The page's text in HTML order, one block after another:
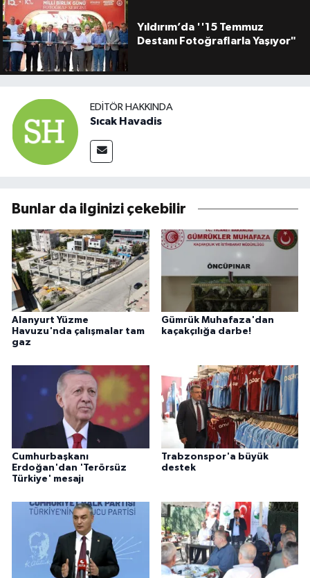
Yıldırım’da ''15 Temmuz
Destanı Fotoğraflarla Yaşıyor"
EDITÖR HAKKINDA
Sıcak Havadis
Bunlar da ilginizi çekebilir
Alanyurt Yüzme
Havuzu'nda çalışmalar tam
gaz
Gümrük Muhafaza'dan
kaçakçılığa darbe!
Cumhurbaşkanı
Erdoğan'dan 'Terörsüz
Türkiye' mesajı
Trabzonspor'a büyük
destek